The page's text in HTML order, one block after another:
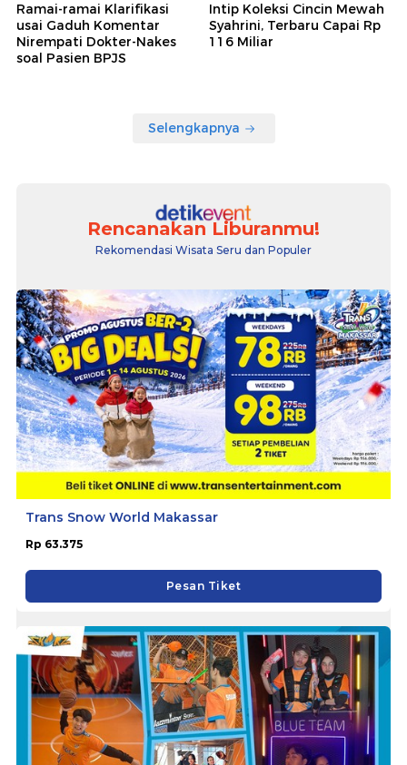
Ramai-ramai Klarifikasi
usai Gaduh Komentar
Nirempati Dokter-Nakes
soal Pasien BPJS
Intip Koleksi Cincin Mewah
Syahrini, Terbaru Capai Rp
116 Miliar
Selengkapnya
Rencanakan Liburanmu!
Rekomendasi Wisata Seru dan Populer
Trans Snow World Makassar
Rp 63.375
Pesan Tiket